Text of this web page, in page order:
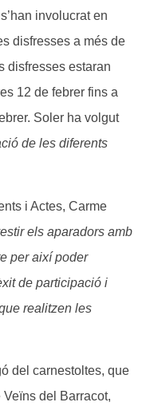
involucrat en
disfresses a més de
disfresses estaran
12 de febrer fins a
Soler ha volgut
de les diferents
i Actes, Carme
els aparadors amb
per així poder
de participació i
realitzen les
del carnestoltes, que
del Barracot,